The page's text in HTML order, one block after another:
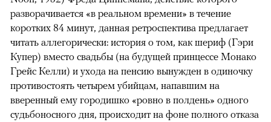
разворачивается «в реальном времени» в течение
коротких 84 минут, данная ретроспектива предлагает
читать аллегорически: история о том, как шериф (Гэри
Купер) вместо свадьбы (на будущей принцессе Монако
Грейс Келли) и ухода на пенсию вынужден в одиночку
противостоять четырем убийцам, напавшим на
вверенный ему городишко «ровно в полдень» одного
судьбоносного дня, происходит на фоне полного отказа